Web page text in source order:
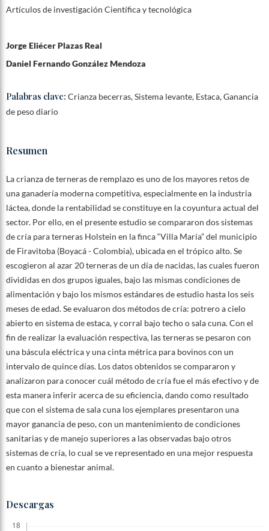
Jorge Eliécer Plazas Real
Daniel Fernando González Mendoza
Palabras clave: Crianza becerras, Sistema levante, Estaca, Ganancia
de peso diario
Resumen
La crianza de terneras de remplazo es uno de los mayores retos de
una ganadería moderna competitiva, especialmente en la industria
láctea, donde la rentabilidad se constituye en la coyuntura actual del
sector. Por ello, en el presente estudio se compararon dos sistemas
de cría para terneras Holstein en la finca “Villa María” del municipio
de Firavitoba (Boyacá - Colombia), ubicada en el trópico alto. Se
escogieron al azar 20 terneras de un día de nacidas, las cuales fueron
divididas en dos grupos iguales, bajo las mismas condiciones de
alimentación y bajo los mismos estándares de estudio hasta los seis
meses de edad. Se evaluaron dos métodos de cría: potrero a cielo
abierto en sistema de estaca, y corral bajo techo o sala cuna. Con el
fin de realizar la evaluación respectiva, las terneras se pesaron con
una báscula eléctrica y una cinta métrica para bovinos con un
intervalo de quince días. Los datos obtenidos se compararon y
analizaron para conocer cuál método de cría fue el más efectivo y de
esta manera inferir acerca de su eficiencia, dando como resultado
que con el sistema de sala cuna los ejemplares presentaron una
mayor ganancia de peso, con un mantenimiento de condiciones
sanitarias y de manejo superiores a las observadas bajo otros
sistemas de cría, lo cual se ve representado en una mejor respuesta
en cuanto a bienestar animal.
Descargas
Artículos de investigación Científica y tecnológica